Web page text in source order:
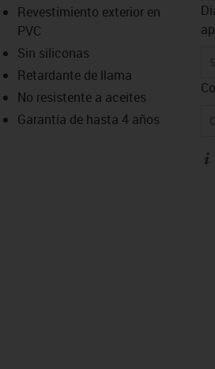
icon-lupe
icon-lupe
Revestimiento exterior en
PVC
Sin siliconas
Retardante de llama
No resistente a aceites
Garantía de hasta 4 años